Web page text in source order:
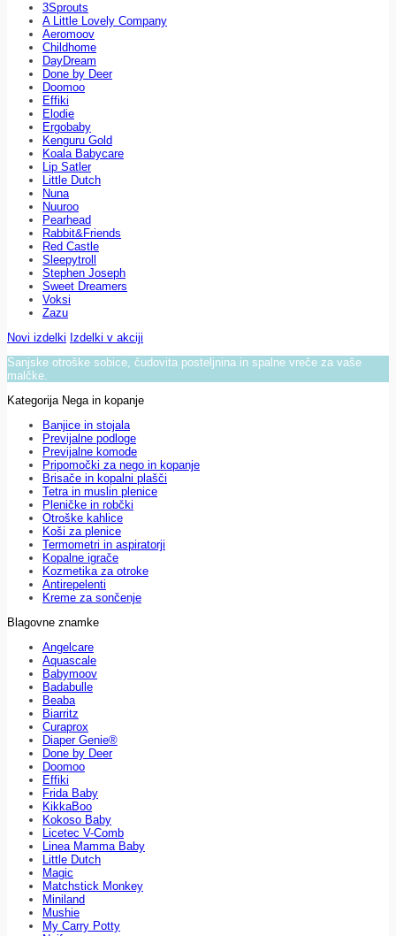
3Sprouts
A Little Lovely Company
Aeromoov
Childhome
DayDream
Done by Deer
Doomoo
Effiki
Elodie
Ergobaby
Kenguru Gold
Koala Babycare
Lip Satler
Little Dutch
Nuna
Nuuroo
Pearhead
Rabbit&Friends
Red Castle
Sleepytroll
Stephen Joseph
Sweet Dreamers
Voksi
Zazu
Novi izdelki Izdelki v akciji
Sanjske otroške sobice, čudovita posteljnina in spalne vreče za vaše
malčke.
Kategorija Nega in kopanje
Banjice in stojala
Previjalne podloge
Previjalne komode
Pripomočki za nego in kopanje
Brisače in kopalni plašči
Tetra in muslin plenice
Pleničke in robčki
Otroške kahlice
Koši za plenice
Termometri in aspiratorji
Kopalne igrače
Kozmetika za otroke
Antirepelenti
Kreme za sončenje
Blagovne znamke
Angelcare
Aquascale
Babymoov
Badabulle
Beaba
Biarritz
Curaprox
Diaper Genie®
Done by Deer
Doomoo
Effiki
Frida Baby
KikkaBoo
Kokoso Baby
Licetec V-Comb
Linea Mamma Baby
Little Dutch
Magic
Matchstick Monkey
Miniland
Mushie
My Carry Potty